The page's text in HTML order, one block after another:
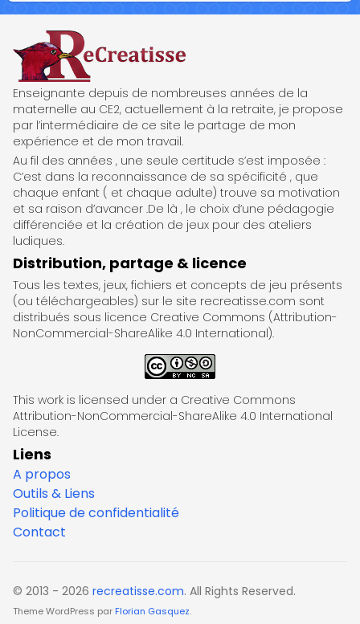
ReCreatisse
Enseignante depuis de nombreuses années de la
maternelle au CE2, actuellement à la retraite, je propose
par l’intermédiaire de ce site le partage de mon
expérience et de mon travail.
Au fil des années , une seule certitude s’est imposée :
C’est dans la reconnaissance de sa spécificité , que
chaque enfant ( et chaque adulte) trouve sa motivation
et sa raison d’avancer .De là , le choix d’une pédagogie
différenciée et la création de jeux pour des ateliers
ludiques.
Distribution, partage & licence
Tous les textes, jeux, fichiers et concepts de jeu présents
(ou téléchargeables) sur le site recreatisse.com sont
distribués sous licence Creative Commons (Attribution-
NonCommercial-ShareAlike 4.0 International).
This work is licensed under a Creative Commons
Attribution-NonCommercial-ShareAlike 4.0 International
License.
Liens
A propos
Outils & Liens
Politique de confidentialité
Contact
© 2013 - 2026 recreatisse.com. All Rights Reserved.
Theme WordPress par Florian Gasquez.